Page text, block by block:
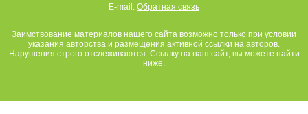
E-mail: Обратная связь
Заимствование материалов нашего сайта возможно только при условии
указания авторства и размещения активной ссылки на авторов.
Нарушения строго отслеживаются. Ссылку на наш сайт, вы можете найти
ниже.